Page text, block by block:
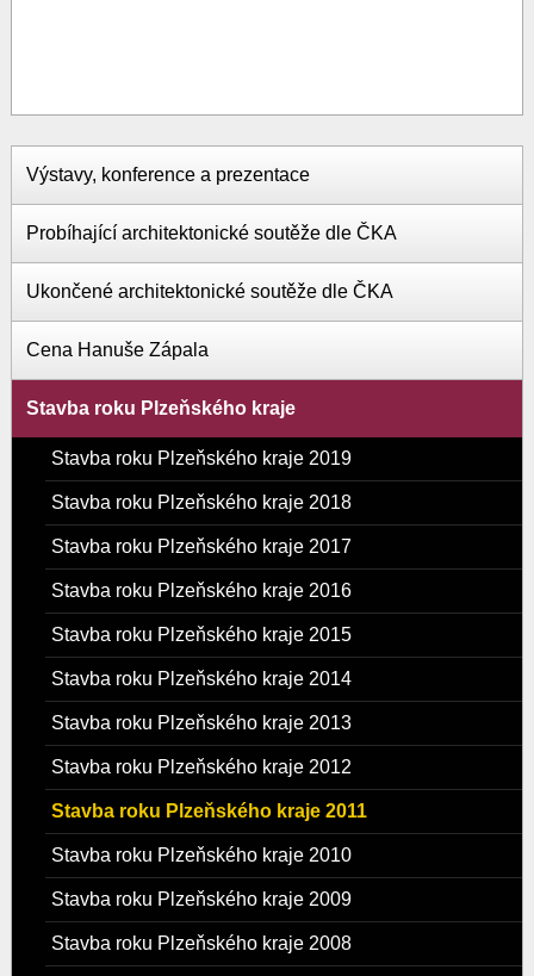
Výstavy, konference a prezentace
Probíhající architektonické soutěže dle ČKA
Ukončené architektonické soutěže dle ČKA
Cena Hanuše Zápala
Stavba roku Plzeňského kraje
Stavba roku Plzeňského kraje 2019
Stavba roku Plzeňského kraje 2018
Stavba roku Plzeňského kraje 2017
Stavba roku Plzeňského kraje 2016
Stavba roku Plzeňského kraje 2015
Stavba roku Plzeňského kraje 2014
Stavba roku Plzeňského kraje 2013
Stavba roku Plzeňského kraje 2012
Stavba roku Plzeňského kraje 2011
Stavba roku Plzeňského kraje 2010
Stavba roku Plzeňského kraje 2009
Stavba roku Plzeňského kraje 2008